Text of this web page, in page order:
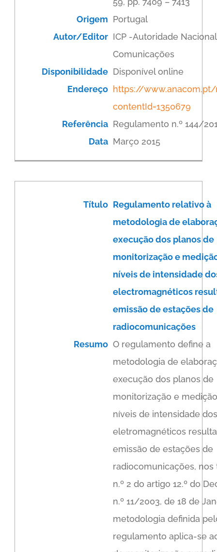
Origem Portugal
Autor/Editor ICP -Autoridade
Comunicações
Disponibilidade Disponível online
Endereço https://www.anacom.pt/
contentId=1350679
Referência Regulamento n.º 144/
Data Março 2015
Título Regulamento relativo à
metodologia de
execução dos planos de
monitorização e
níveis de intensidade
electromagnéticos
emissão de estações de
radiocomunicações
Resumo O regulamento define a
metodologia de
execução dos planos de
monitorização e
níveis de intensidade
eletromagnéticos
emissão de estações de
radiocomunicações,
n.º 2 do artigo 12.º do
n.º 11/2003, de 18 de
metodologia definida
regulamento aplica-se